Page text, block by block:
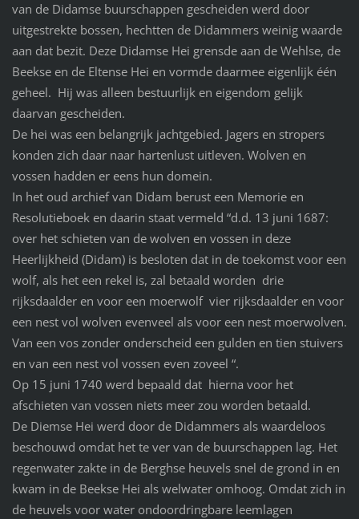
van de Didamse buurschappen gescheiden werd door
uitgestrekte bossen, hechtten de Didammers weinig waarde
aan dat bezit. Deze Didamse Hei grensde aan de Wehlse, de
Beekse en de Eltense Hei en vormde daarmee eigenlijk één
geheel. Hij was alleen bestuurlijk en eigendom gelijk
daarvan gescheiden.
De hei was een belangrijk jachtgebied. Jagers en stropers
konden zich daar naar hartenlust uitleven. Wolven en
vossen hadden er eens hun domein.
In het oud archief van Didam berust een Memorie en
Resolutieboek en daarin staat vermeld “d.d. 13 juni 1687:
over het schieten van de wolven en vossen in deze
Heerlijkheid (Didam) is besloten dat in de toekomst voor een
wolf, als het een rekel is, zal betaald worden drie
rijksdaalder en voor een moerwolf vier rijksdaalder en voor
een nest vol wolven evenveel als voor een nest moerwolven.
Van een vos zonder onderscheid een gulden en tien stuivers
en van een nest vol vossen even zoveel “.
Op 15 juni 1740 werd bepaald dat hierna voor het
afschieten van vossen niets meer zou worden betaald.
De Diemse Hei werd door de Didammers als waardeloos
beschouwd omdat het te ver van de buurschappen lag. Het
regenwater zakte in de Berghse heuvels snel de grond in en
kwam in de Beekse Hei als welwater omhoog. Omdat zich in
de heuvels voor water ondoordringbare leemlagen